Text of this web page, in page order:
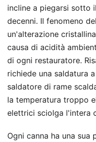
incline a piegarsi sotto
decenni. Il fenomeno
un'alterazione
causa di acidità
di ogni restauratore.
richiede una saldatura
saldatore di rame
la temperatura troppo
elettrici sciolga l'intera
Ogni canna ha una sua